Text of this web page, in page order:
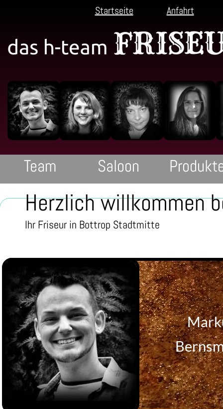
Anfahrt sitemap
Team Saloon
Team Saloon
Startseite Anfahrt
Herzlich willkommen
Ihr Friseur in Bottrop Stadtmitte